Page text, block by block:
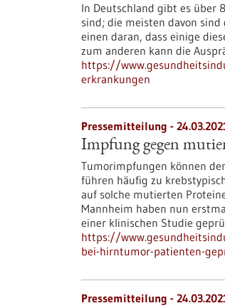
In Deutschland gibt es über
sind; die meisten davon
einen daran, dass einige
zum anderen kann die
https://
erkrankungen
Pressemitteilung -
Impfung gegen
Tumorimpfungen können
führen häufig zu
auf solche mutierten
Mannheim haben nun
einer klinischen Studie
https://
bei-hirntumor-patienten-
Pressemitteilung -